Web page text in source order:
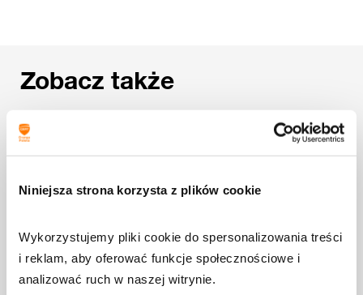
Niniejsza strona korzysta z plików cookie
Wykorzystujemy pliki cookie do spersonalizowania treści
i reklam, aby oferować funkcje społecznościowe i
analizować ruch w naszej witrynie.
Zobacz także
Polska wciąż nie korzysta z Cell
Dowiedz się więcej